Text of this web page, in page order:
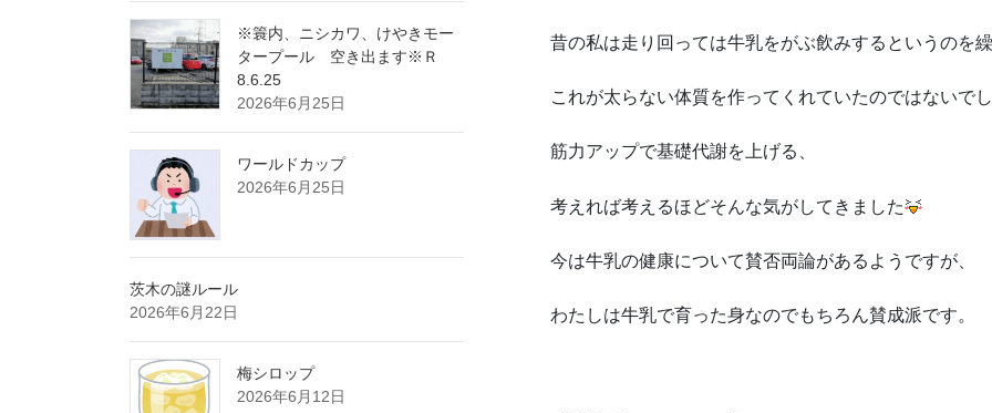
昔の私は走り回っては牛乳をがぶ飲みするというのを
これが太らない体質を作ってくれていたのではないで
筋力アップで基礎代謝を上げる、
考えれば考えるほどそんな気がしてきました
今は牛乳の健康について賛否両論があるようですが、
わたしは牛乳で育った身なのでもちろん賛成派です。
※簑内、ニシカワ、けやきモー
タープール 空き出ます※Ｒ
8.6.25
2026年6月25日
ワールドカップ
2026年6月25日
茨木の謎ルール
2026年6月22日
梅シロップ
2026年6月12日